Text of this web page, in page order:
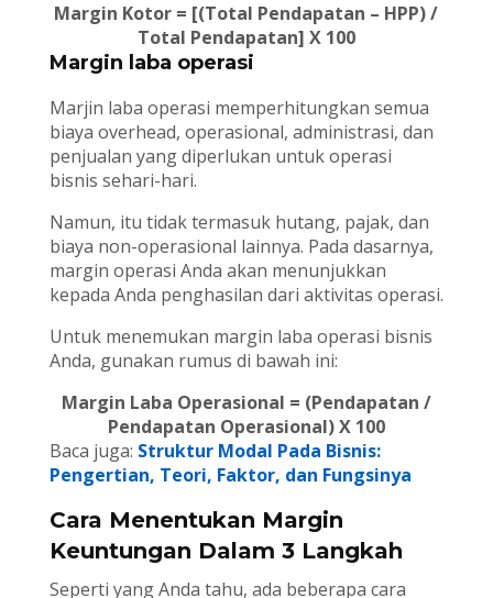
Margin Kotor = [(Total Pendapatan – HPP) /
Total Pendapatan] X 100
Margin laba operasi
Marjin laba operasi memperhitungkan semua
biaya overhead, operasional, administrasi, dan
penjualan yang diperlukan untuk operasi
bisnis sehari-hari.
Namun, itu tidak termasuk hutang, pajak, dan
biaya non-operasional lainnya. Pada dasarnya,
margin operasi Anda akan menunjukkan
kepada Anda penghasilan dari aktivitas operasi.
Untuk menemukan margin laba operasi bisnis
Anda, gunakan rumus di bawah ini:
Margin Laba Operasional = (Pendapatan /
Pendapatan Operasional) X 100
Baca juga: Struktur Modal Pada Bisnis:
Pengertian, Teori, Faktor, dan Fungsinya
Cara Menentukan Margin
Keuntungan Dalam 3 Langkah
Seperti yang Anda tahu, ada beberapa cara